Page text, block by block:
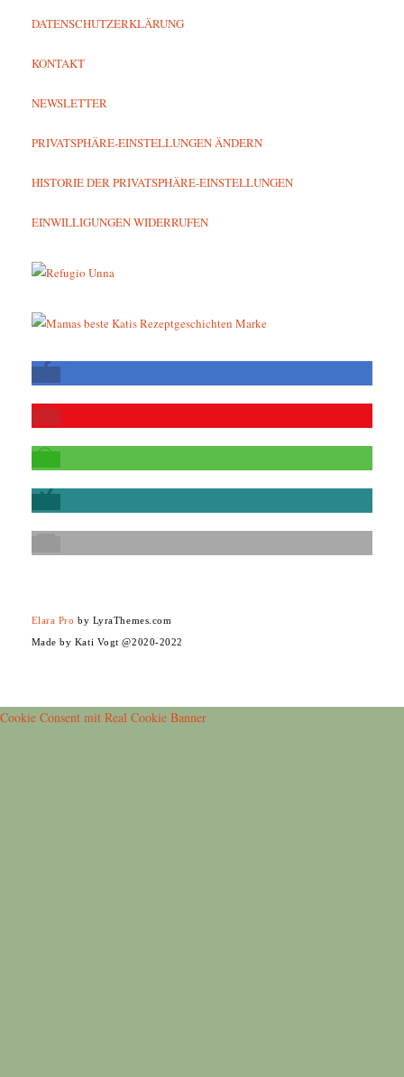
DATENSCHUTZERKLÄRUNG
KONTAKT
NEWSLETTER
PRIVATSPHÄRE-EINSTELLUNGEN ÄNDERN
HISTORIE DER PRIVATSPHÄRE-EINSTELLUNGEN
EINWILLIGUNGEN WIDERRUFEN
Elara Pro by LyraThemes.com
Made by Kati Vogt @2020-2022
Cookie Consent mit Real Cookie Banner